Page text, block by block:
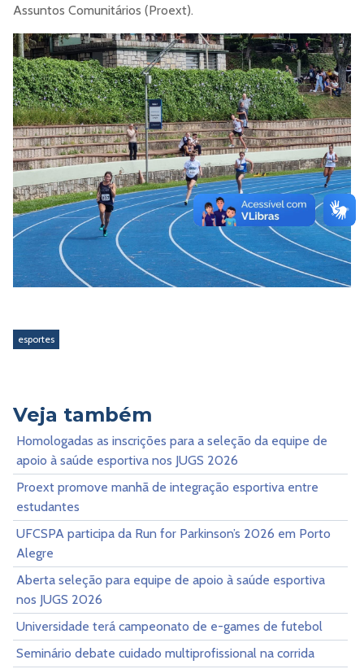
Assuntos Comunitários (Proext).
esportes
Veja também
Homologadas as inscrições para a seleção da equipe de
apoio à saúde esportiva nos JUGS 2026
Proext promove manhã de integração esportiva entre
estudantes
UFCSPA participa da Run for Parkinson’s 2026 em Porto
Alegre
Aberta seleção para equipe de apoio à saúde esportiva
nos JUGS 2026
Universidade terá campeonato de e-games de futebol
Seminário debate cuidado multiprofissional na corrida